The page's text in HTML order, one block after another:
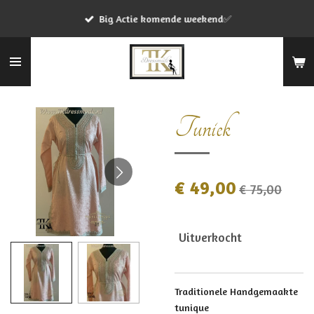
de
Big Actie komende weekend✅
Tuniek
€ 49,00 € 75,00
Uitverkocht
Traditionele Handgemaakte
tunique